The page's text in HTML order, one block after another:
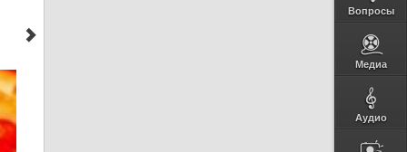
Вопросы
Медиа
Аудио